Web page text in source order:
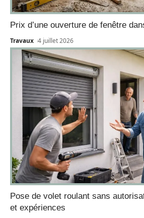
Prix d’une ouverture de fenêtre
Travaux 4 juillet 2026
Pose de volet roulant sans
et expériences